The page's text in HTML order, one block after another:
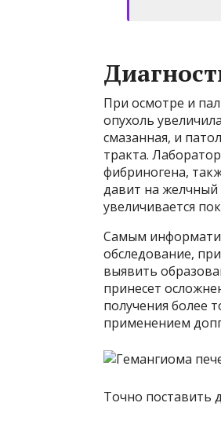
При осмотре и
опухоль
смазанная, и
тракта.
фибриногена,
давит на желчный
увеличивается
Самым
обследование,
выявить
принесет
получения более
применением
Точно поставить